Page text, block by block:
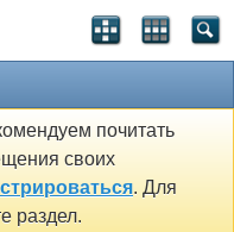
почитать
своих
. Для
раздел.